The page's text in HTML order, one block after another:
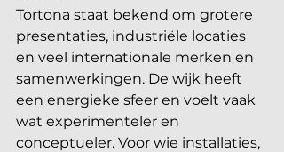
Tortona staat bekend om grotere
presentaties, industriële locaties
en veel internationale merken en
samenwerkingen. De wijk heeft
een energieke sfeer en voelt vaak
wat experimenteler en
conceptueler. Voor wie installaties,